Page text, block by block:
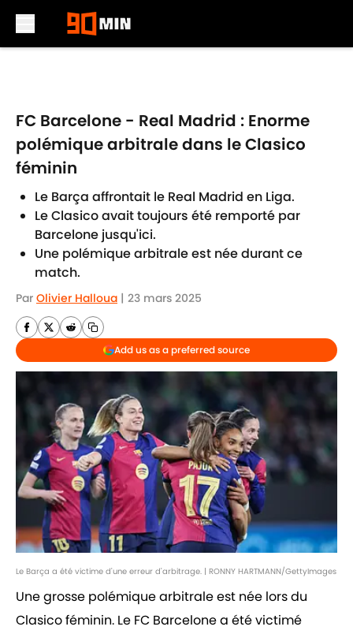
FC Barcelone - Real Madrid : Enorme
polémique arbitrale dans le Clasico
féminin
Le Barça affrontait le Real Madrid en Liga.
Le Clasico avait toujours été remporté par
Barcelone jusqu'ici.
Une polémique arbitrale est née durant ce
match.
Par Olivier Halloua | 23 mars 2025
Add us as a preferred source
Le Barça a été victime d'une erreur d'arbitrage. | RONNY HARTMANN/GettyImages
Une grosse polémique arbitrale est née lors du
Clasico féminin. Le FC Barcelone a été victimé